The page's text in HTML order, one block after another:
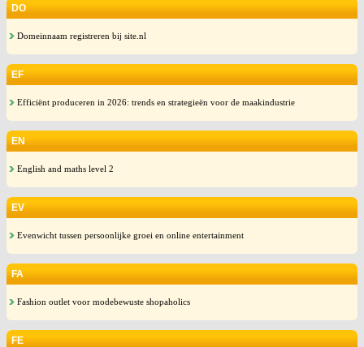
DO
Domeinnaam registreren bij site.nl
EF
Efficiënt produceren in 2026: trends en strategieën voor de maakindustrie
EN
English and maths level 2
EV
Evenwicht tussen persoonlijke groei en online entertainment
FA
Fashion outlet voor modebewuste shopaholics
FE